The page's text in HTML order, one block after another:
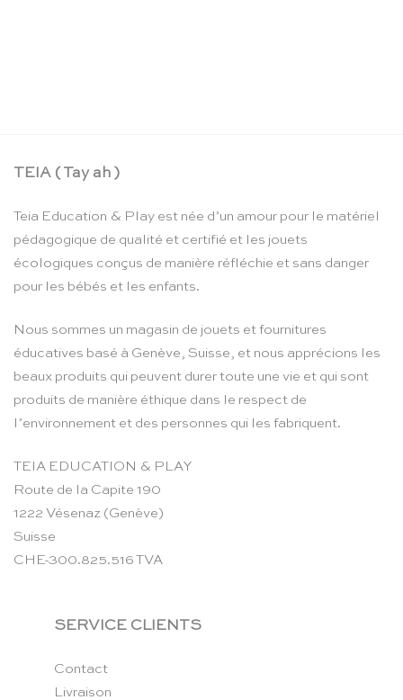
TEIA ( Tay ah )
Teia Education & Play est née d’un amour pour le matériel
pédagogique de qualité et certifié et les jouets
écologiques conçus de manière réfléchie et sans danger
pour les bébés et les enfants.
Nous sommes un magasin de jouets et fournitures
éducatives basé à Genève, Suisse, et nous apprécions les
beaux produits qui peuvent durer toute une vie et qui sont
produits de manière éthique dans le respect de
l’environnement et des personnes qui les fabriquent.
TEIA EDUCATION & PLAY
Route de la Capite 190
1222 Vésenaz (Genève)
Suisse
CHE-300.825.516 TVA
SERVICE CLIENTS
Contact
Livraison